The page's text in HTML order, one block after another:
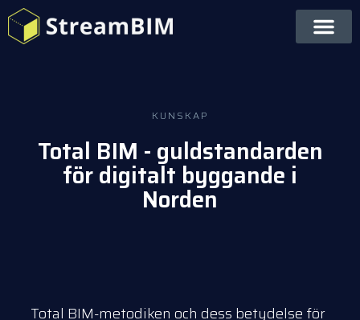
KUNSKAP
Total BIM - guldstandarden
för digitalt byggande i
Norden
Total BIM-metodiken och dess betydelse för